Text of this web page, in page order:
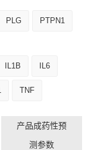
PLG PTPN1
IL1B IL6
TNF
产品成药性预
测参数